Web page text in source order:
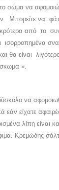
σώμα να
Μπορείτε να
από το
θα είναι
».
να
εάν είχατε
λίπη είναι
Κρεμώδης